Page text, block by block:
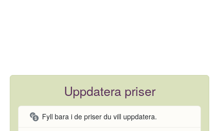
Uppdatera priser
Fyll bara i de priser du vill uppdatera.